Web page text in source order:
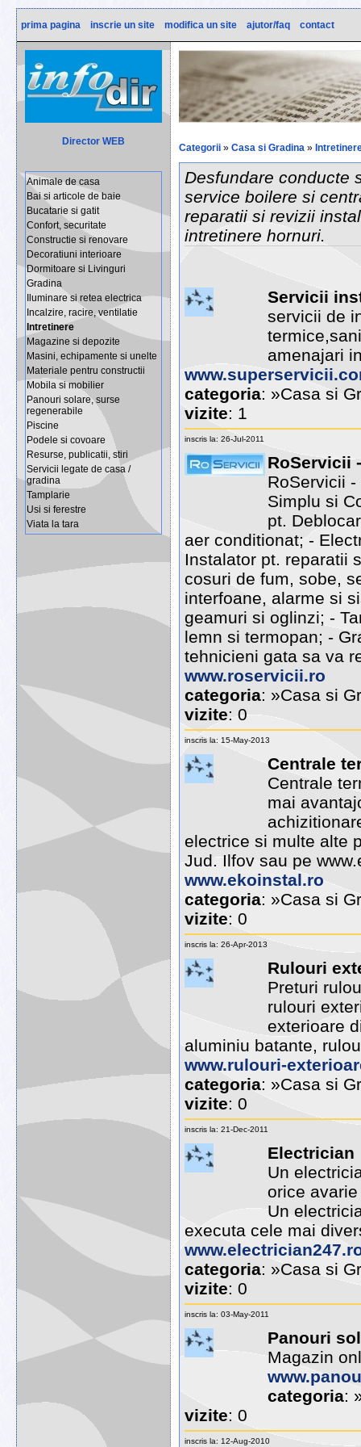
prima pagina inscrie un site modifica un site ajutor/faq contact
Director WEB
Animale de casa
Bai si articole de baie
Bucatarie si gatit
Confort, securitate
Constructie si renovare
Decoratiuni interioare
Dormitoare si Livinguri
Gradina
Iluminare si retea electrica
Incalzire, racire, ventilatie
Intretinere
Magazine si depozite
Masini, echipamente si unelte
Materiale pentru constructii
Mobila si mobilier
Panouri solare, surse
regenerabile
Piscine
Podele si covoare
Resurse, publicatii, stiri
Servicii legate de casa /
gradina
Tamplarie
Usi si ferestre
Viata la tara
Categorii» Casa si Gradina»
Desfundare conducte
service boilere si
reparatii si revizii
intretinere hornuri.
Servicii
servicii de
amenajari
categoria: »Casa si
vizite: 1
inscris la: 26-Jul-2011
RoServicii
RoServicii
Simplu si
pt.
aer conditionat; -
Instalator pt. reparatii
cosuri de fum, sobe,
interfoane, alarme si
geamuri si oglinzi; -
lemn si termopan; -
tehnicieni gata sa va
www.roservicii.ro
categoria: »Casa si
vizite: 0
inscris la: 15-May-2013
Centrale
Centrale
mai
electrice si multe alte
Jud. Ilfov sau pe
www.ekoinstal.ro
categoria: »Casa si
vizite: 0
inscris la: 26-Apr-2013
Rulouri
Preturi
rulouri
exterioare
aluminiu batante,
www.rulouri-
categoria: »Casa si
vizite: 0
inscris la: 21-Dec-2011
Electrician
Un
orice
Un
executa cele mai
categoria: »Casa si
vizite: 0
inscris la: 03-May-2011
Panouri
Magazin
categoria:
vizite: 0
inscris la: 12-Aug-2010